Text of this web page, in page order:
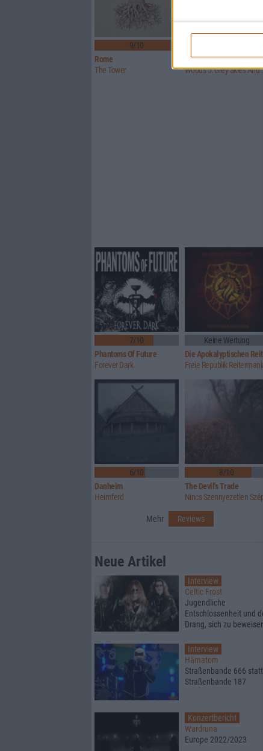
9/10
Rome
The Tower
Woods Of Ypres
Woods 5:
7/10
Phantoms Of Future
Forever Dark
Keine Wertung
Freie Republik
6/10
Danheim
Heimferd
8/10
The Devil's Trade
Nincs Szennyezetlen
Mehr Reviews
Neue Artikel
Interview
Celtic Frost
Jugendliche
Entschlossenheit und
Drang, sich zu
Interview
Hämatom
Straßenbande 666 statt
Straßenbande 187
Konzertbericht
Wardruna
Europe 2022/2023